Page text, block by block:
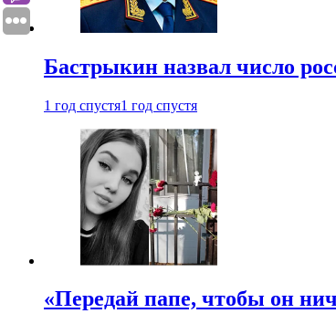
Бастрыкин назвал число
1 год спустя1 год спустя
«Передай папе, чтобы он